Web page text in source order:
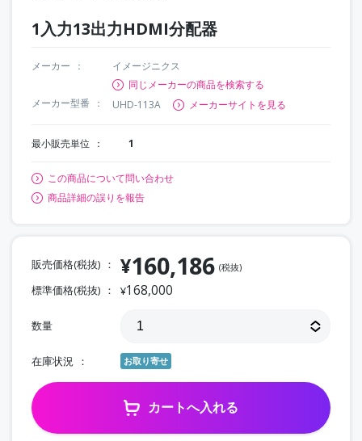
1入力13出力HDMI分配器
メーカー
イメージニクス
同じメーカーの商品を検索する
メーカー型番
UHD-113A メーカーサイトを見る
最小販売単位 1
この商品について問い合わせ
商品詳細の誤りを報告
販売価格(税抜) ¥160,186 (税抜)
標準価格(税抜) ¥168,000
数量
在庫状況 お取り寄せ
カートへ入れる